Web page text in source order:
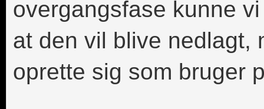
overgangsfase kunne
at den vil blive nedlagt,
oprette sig som bruger